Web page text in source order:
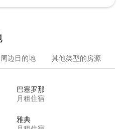
周边目的地 其他类型的房源
巴塞罗那
月租住宿
雅典